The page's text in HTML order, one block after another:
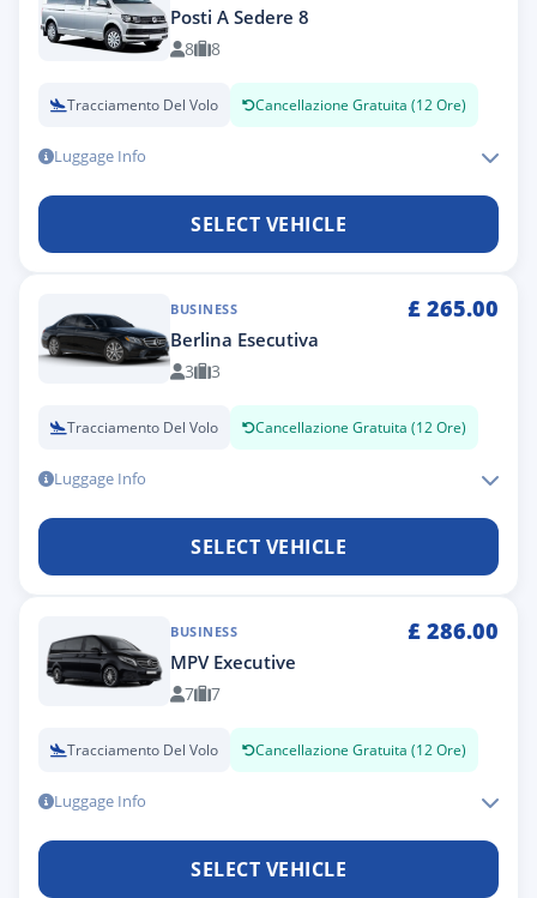
Posti A Sedere 8
8 8
Tracciamento Del Volo Cancellazione Gratuita (12 Ore)
Luggage Info
SELECT VEHICLE
BUSINESS £ 265.00
Berlina Esecutiva
3 3
Tracciamento Del Volo Cancellazione Gratuita (12 Ore)
Luggage Info
SELECT VEHICLE
BUSINESS £ 286.00
MPV Executive
7 7
Tracciamento Del Volo Cancellazione Gratuita (12 Ore)
Luggage Info
SELECT VEHICLE